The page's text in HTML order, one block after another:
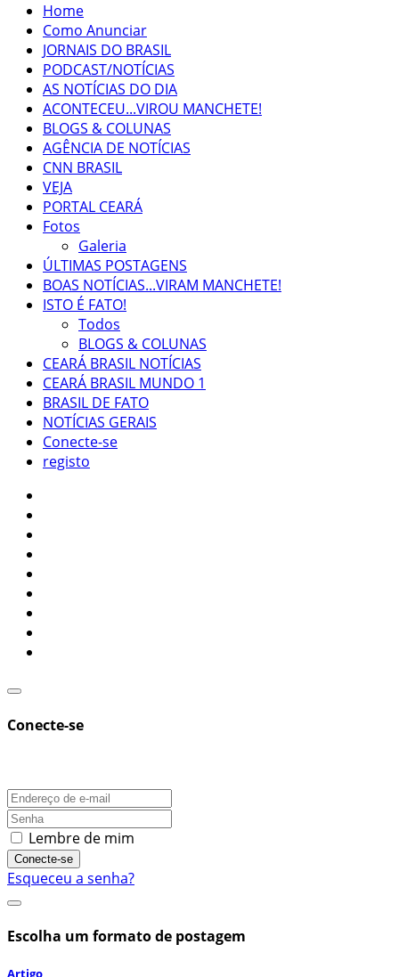
Home
Como Anunciar
JORNAIS DO BRASIL
PODCAST/NOTÍCIAS
AS NOTÍCIAS DO DIA
ACONTECEU...VIROU MANCHETE!
BLOGS & COLUNAS
AGÊNCIA DE NOTÍCIAS
CNN BRASIL
VEJA
PORTAL CEARÁ
Fotos
Galeria
ÚLTIMAS POSTAGENS
BOAS NOTÍCIAS...VIRAM MANCHETE!
ISTO É FATO!
Todos
BLOGS & COLUNAS
CEARÁ BRASIL NOTÍCIAS
CEARÁ BRASIL MUNDO 1
BRASIL DE FATO
NOTÍCIAS GERAIS
Conecte-se
registo
Conecte-se
Lembre de mim
Conecte-se
Esqueceu a senha?
Escolha um formato de postagem
Artigo